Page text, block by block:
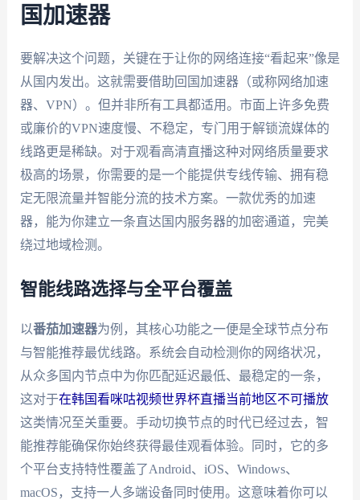
国加速器
要解决这个问题，关键在于让你的网络连接“看起来”像是
从国内发出。这就需要借助回国加速器（或称网络加速
器、VPN）。但并非所有工具都适用。市面上许多免费
或廉价的VPN速度慢、不稳定，专门用于解锁流媒体的
线路更是稀缺。对于观看高清直播这种对网络质量要求
极高的场景，你需要的是一个能提供专线传输、拥有稳
定无限流量并智能分流的技术方案。一款优秀的加速
器，能为你建立一条直达国内服务器的加密通道，完美
绕过地域检测。
智能线路选择与全平台覆盖
以番茄加速器为例，其核心功能之一便是全球节点分布
与智能推荐最优线路。系统会自动检测你的网络状况，
从众多国内节点中为你匹配延迟最低、最稳定的一条，
这对于在韩国看咪咕视频世界杯直播当前地区不可播放
这类情况至关重要。手动切换节点的时代已经过去，智
能推荐能确保你始终获得最佳观看体验。同时，它的多
个平台支持特性覆盖了Android、iOS、Windows、
macOS，支持一人多端设备同时使用。这意味着你可以